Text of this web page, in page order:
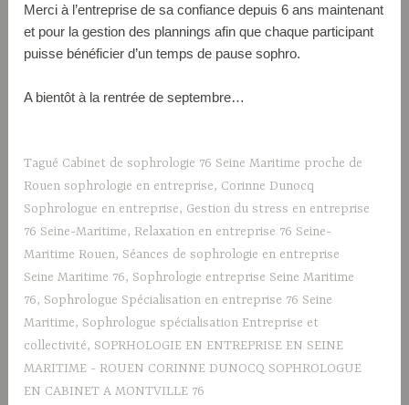
Merci à l’entreprise de sa confiance depuis 6 ans maintenant
et pour la gestion des plannings afin que chaque participant
puisse bénéficier d’un temps de pause sophro.
A bientôt à la rentrée de septembre…
Tagué Cabinet de sophrologie 76 Seine Maritime proche de
Rouen sophrologie en entreprise, Corinne Dunocq
Sophrologue en entreprise, Gestion du stress en entreprise
76 Seine-Maritime, Relaxation en entreprise 76 Seine-
Maritime Rouen, Séances de sophrologie en entreprise
Seine Maritime 76, Sophrologie entreprise Seine Maritime
76, Sophrologue Spécialisation en entreprise 76 Seine
Maritime, Sophrologue spécialisation Entreprise et
collectivité, SOPRHOLOGIE EN ENTREPRISE EN SEINE
MARITIME - ROUEN CORINNE DUNOCQ SOPHROLOGUE
EN CABINET A MONTVILLE 76